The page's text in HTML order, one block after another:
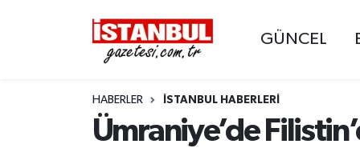
GÜNCEL
HABERLER İSTANBUL HABERLERI
Ümraniye’de
EKONOMİ
İSTANBUL
Nöbetçi Eczaneler
Hava Durumu
Trafik Durumu